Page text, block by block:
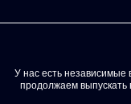
У нас есть независимые
продолжаем